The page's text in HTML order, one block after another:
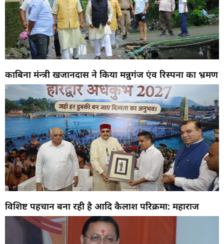
काबिना मंन्त्री खजानदास ने किया मन्नुगंज एंव रिस्पना का भ्रमण
विशिष्ट पहचान बना रही है आदि कैलाश परिक्रमा: महाराज